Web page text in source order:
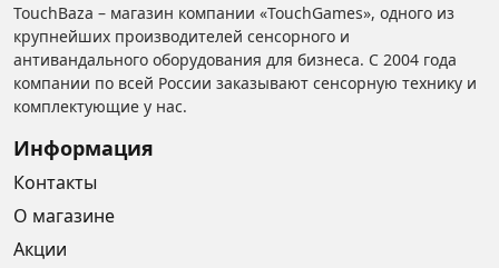
TouchBaza – магазин компании «TouchGames», одного из
крупнейших производителей сенсорного и
антивандального оборудования для бизнеса. С 2004 года
компании по всей России заказывают сенсорную технику и
комплектующие у нас.
Информация
Контакты
О магазине
Акции